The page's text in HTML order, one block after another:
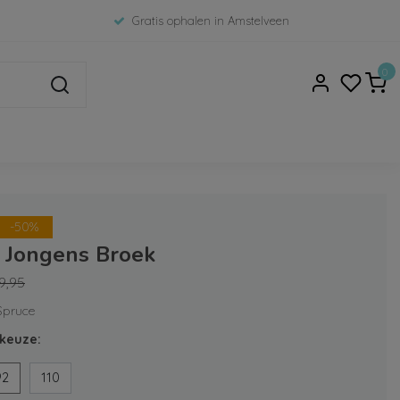
Gratis ophalen in Amstelveen
0
-50%
Broek
110